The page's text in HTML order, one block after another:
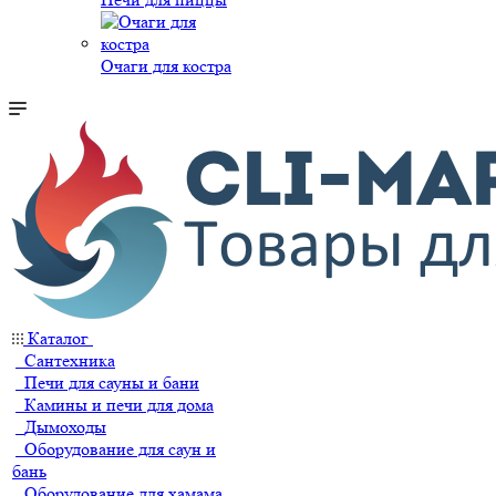
Очаги для костра
Каталог
Сантехника
Печи для сауны и бани
Камины и печи для дома
Дымоходы
Оборудование для саун и
бань